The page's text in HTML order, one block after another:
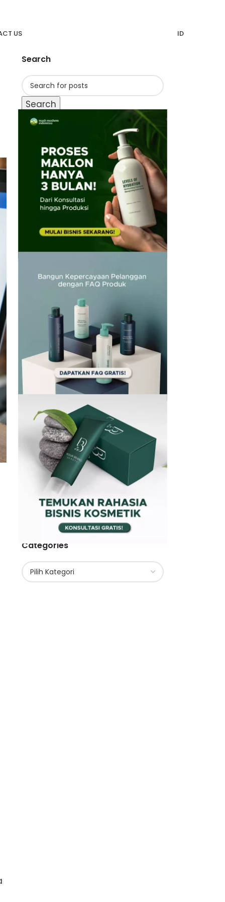
US ID
Search
Search
Categories